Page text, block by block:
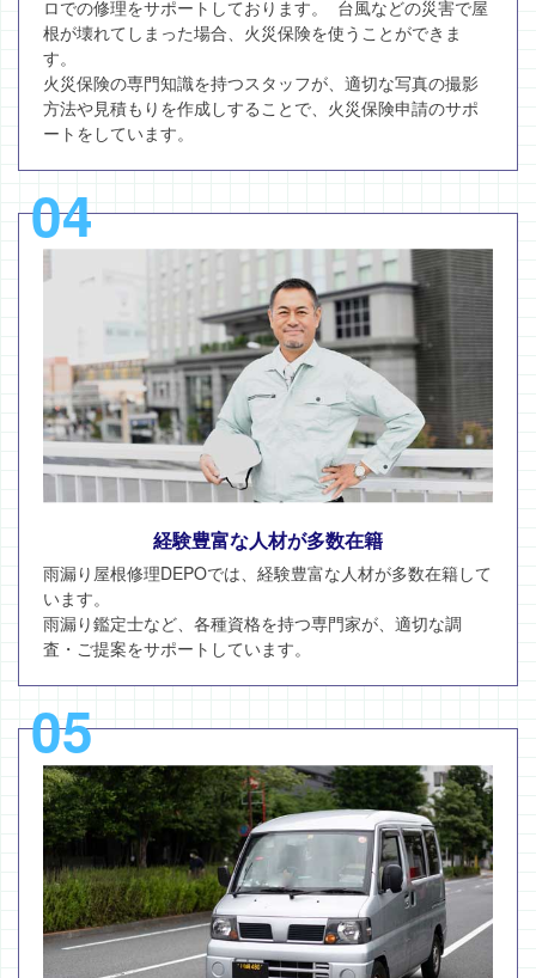
ロでの修理をサポートしております。 台風などの災害で屋
根が壊れてしまった場合、火災保険を使うことができま
す。
火災保険の専門知識を持つスタッフが、適切な写真の撮影
方法や見積もりを作成しすることで、火災保険申請のサポ
ートをしています。
04
経験豊富な人材が多数在籍
雨漏り屋根修理DEPOでは、経験豊富な人材が多数在籍して
います。
雨漏り鑑定士など、各種資格を持つ専門家が、適切な調
査・ご提案をサポートしています。
05